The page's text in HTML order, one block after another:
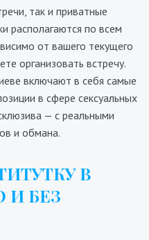
так и приватные
располагаются по всем
от вашего текущего
организовать встречу.
включают в себя самые
в сфере сексуальных
— с реальными
и обмана.
В
И БЕЗ